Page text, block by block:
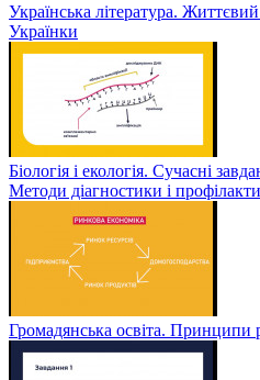
Українська література.
Українки
Біологія і екологія. Сучасні
Методи діагностики і
Громадянська освіта. Принципи